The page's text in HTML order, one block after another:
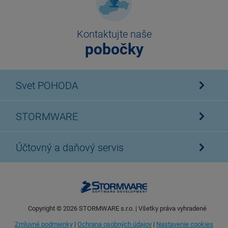
Kontaktujte naše
pobočky
Svet POHODA
STORMWARE
Účtovný a daňový servis
Copyright © 2026STORMWARE s.r.o. | Všetky práva vyhradené
Zmluvné podmienky | Ochrana osobných údajov | Nastavenie cookies